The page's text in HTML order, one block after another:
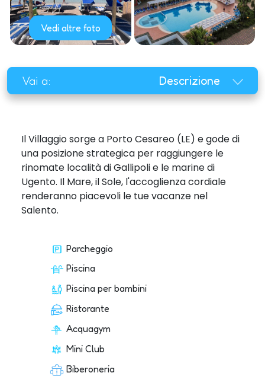
Vedi altre foto
Vai a: Descrizione
Il Villaggio sorge a Porto Cesareo (LE) e gode di
una posizione strategica per raggiungere le
rinomate località di Gallipoli e le marine di
Ugento. Il Mare, il Sole, l'accoglienza cordiale
renderanno piacevoli le tue vacanze nel
Salento.
Parcheggio
Piscina
Piscina per bambini
Ristorante
Acquagym
Mini Club
Biberoneria